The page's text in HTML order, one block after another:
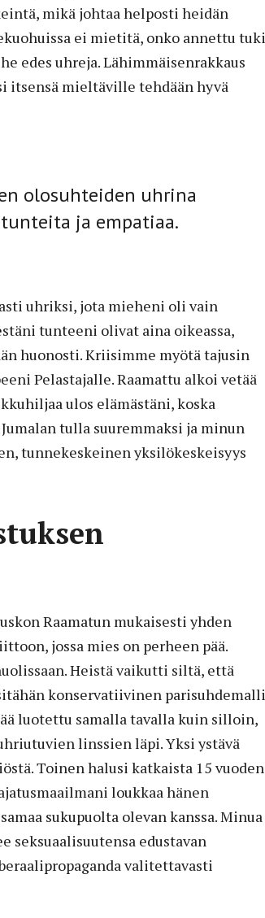
mikä johtaa helposti heidän
ei mietitä, onko annettu tuki
edes uhreja. Lähimmäisenrakkaus
itsensä mieltäville tehdään hyvä
olosuhteiden uhrina
ja empatiaa.
uhriksi, jota mieheni oli vain
tunteeni olivat aina oikeassa,
huonosti. Kriisimme myötä tajusin
Pelastajalle. Raamattu alkoi vetää
ulos elämästäni, koska
tulla suuremmaksi ja minun
tunnekeskeinen yksilökeskeisyys
Raamatun mukaisesti yhden
jossa mies on perheen pää.
Heistä vaikutti siltä, että
konservatiivinen parisuhdemalli
luotettu samalla tavalla kuin silloin,
linssien läpi. Yksi ystävä
Toinen halusi katkaista 15 vuoden
loukkaa hänen
sukupuolta olevan kanssa. Minua
seksuaalisuutensa edustavan
valitettavasti